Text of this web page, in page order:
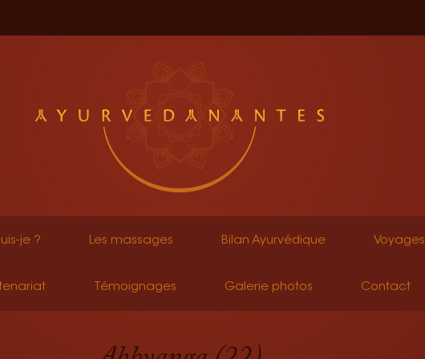
je ? Les massages Bilan Ayurvédique Voyages
Témoignages Galerie photos Contact